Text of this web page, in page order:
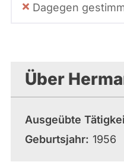
Dagegen
Über
Ausgeübte
Geburtsjahr 1956